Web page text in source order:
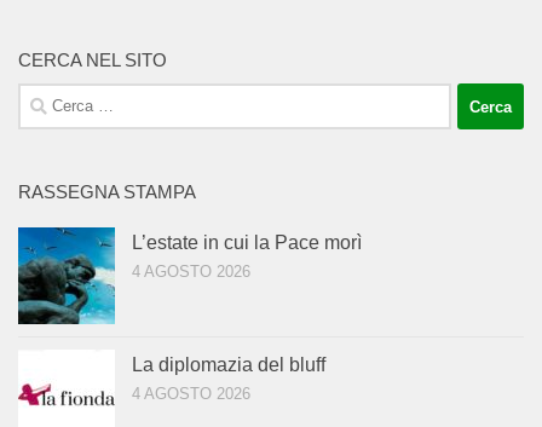
CERCA NEL SITO
Ricerca
per:
RASSEGNA STAMPA
L’estate in cui la Pace morì
4 AGOSTO 2026
La diplomazia del bluff
4 AGOSTO 2026